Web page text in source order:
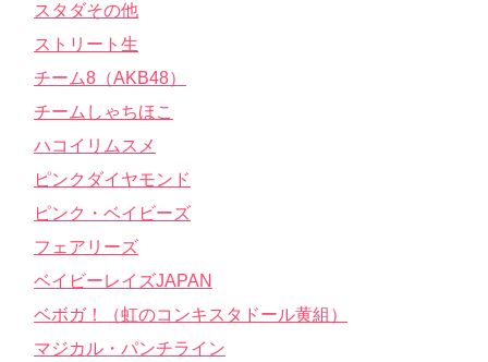
スタダその他
ストリート生
チーム8（AKB48）
チームしゃちほこ
ハコイリムスメ
ピンクダイヤモンド
ピンク・ベイビーズ
フェアリーズ
ベイビーレイズJAPAN
ベボガ！（虹のコンキスタドール黄組）
マジカル・パンチライン